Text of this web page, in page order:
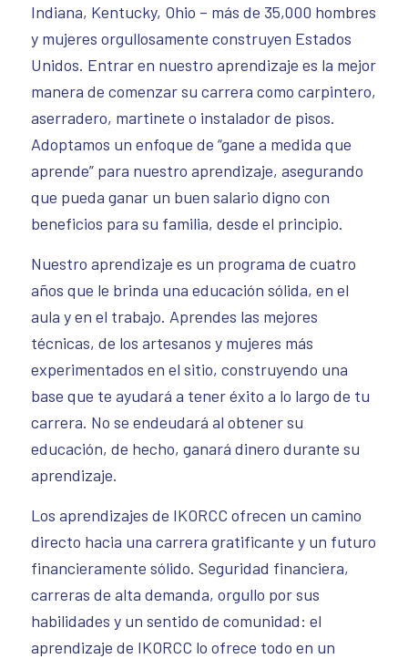
Indiana, Kentucky, Ohio – más de 35,000 hombres
y mujeres orgullosamente construyen Estados
Unidos. Entrar en nuestro aprendizaje es la mejor
manera de comenzar su carrera como carpintero,
aserradero, martinete o instalador de pisos.
Adoptamos un enfoque de “gane a medida que
aprende” para nuestro aprendizaje, asegurando
que pueda ganar un buen salario digno con
beneficios para su familia, desde el principio.
Nuestro aprendizaje es un programa de cuatro
años que le brinda una educación sólida, en el
aula y en el trabajo. Aprendes las mejores
técnicas, de los artesanos y mujeres más
experimentados en el sitio, construyendo una
base que te ayudará a tener éxito a lo largo de tu
carrera. No se endeudará al obtener su
educación, de hecho, ganará dinero durante su
aprendizaje.
Los aprendizajes de IKORCC ofrecen un camino
directo hacia una carrera gratificante y un futuro
financieramente sólido. Seguridad financiera,
carreras de alta demanda, orgullo por sus
habilidades y un sentido de comunidad: el
aprendizaje de IKORCC lo ofrece todo en un